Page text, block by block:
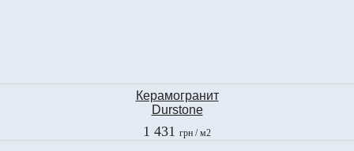
Керамогранит
Durstone
MARMI PORTORO
NERO
1 431 грн / м2